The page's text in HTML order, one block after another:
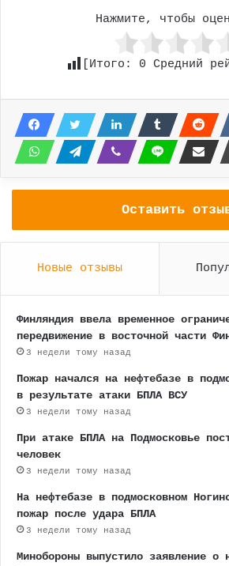
Нажмите, чтобы
[Итого: 0 Средний
Оставить
Новые отзывы
Финляндия ввела временное
передвижение в восточной части
3 недели тому назад
Пожар начался на нефтебазе в
в результате атаки БПЛА ВСУ
3 недели тому назад
При атаке БПЛА на Подмосковье
человек
3 недели тому назад
На нефтебазе в подмосковном
пожар после удара БПЛА
3 недели тому назад
Минобороны выпустило заявление о